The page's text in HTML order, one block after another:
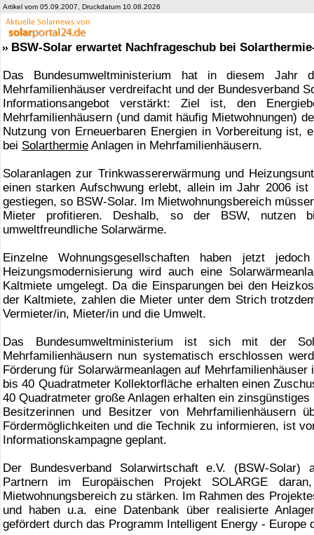
Artikel vom 05.09.2007, Druckdatum 10.08.2026
BSW-Solar erwartet Nachfrageschub bei
Das Bundesumweltministerium hat in diesem
Mehrfamilienhäuser verdreifacht und der Bundesverband
Informationsangebot verstärkt: Ziel ist, den
Mehrfamilienhäusern (und damit häufig Mietwohnungen)
Nutzung von Erneuerbaren Energien in Vorbereitung ist,
bei Solarthermie Anlagen in Mehrfamilienhäusern.
Solaranlagen zur Trinkwassererwärmung und
einen starken Aufschwung erlebt, allein im Jahr 2006
gestiegen, so BSW-Solar. Im Mietwohnungsbereich
Mieter profitieren. Deshalb, so der BSW, nutzen
umweltfreundliche Solarwärme.
Einzelne Wohnungsgesellschaften haben jetzt
Heizungsmodernisierung wird auch eine
Kaltmiete umgelegt. Da die Einsparungen bei den
der Kaltmiete, zahlen die Mieter unter dem Strich
Vermieter/in, Mieter/in und die Umwelt.
Das Bundesumweltministerium ist sich mit der
Mehrfamilienhäusern nun systematisch erschlossen
Förderung für Solarwärmeanlagen auf
bis 40 Quadratmeter Kollektorfläche erhalten einen
40 Quadratmeter große Anlagen erhalten ein
Besitzerinnen und Besitzer von Mehrfamilienhäusern
Fördermöglichkeiten und die Technik zu informieren, ist
Informationskampagne geplant.
Der Bundesverband Solarwirtschaft e.V. (BSW-
Partnern im Europäischen Projekt SOLARGE
Mietwohnungsbereich zu stärken. Im Rahmen des
und haben u.a. eine Datenbank über realisierte
gefördert durch das Programm Intelligent Energy - Europe